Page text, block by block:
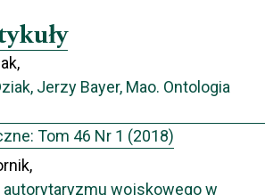
Jerzy Bayer, Mao. Ontologia
Tom 46 Nr 1 (2018)
autorytaryzmu wojskowego w